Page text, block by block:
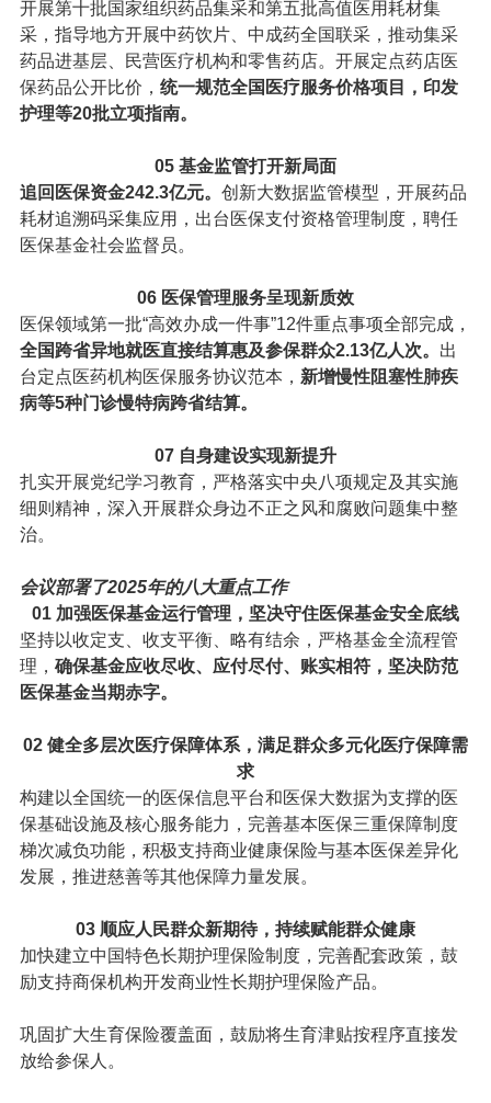
开展第十批国家组织药品集采和第五批高值医用耗材集
采，指导地方开展中药饮片、中成药全国联采，推动集采
药品进基层、民营医疗机构和零售药店。开展定点药店医
保药品公开比价， 统一规范全国医疗服务价格项目，印发
护理等20批立项指南。
05 基金监管打开新局面
追回医保资金242.3亿元。 创新大数据监管模型，开展药品
耗材追溯码采集应用，出台医保支付资格管理制度，聘任
医保基金社会监督员。
06 医保管理服务呈现新质效
医保领域第一批“高效办成一件事”12件重点事项全部完成，
全国跨省异地就医直接结算惠及参保群众2.13亿人次。 出
台定点医药机构医保服务协议范本， 新增慢性阻塞性肺疾
病等5种门诊慢特病跨省结算。
07 自身建设实现新提升
扎实开展党纪学习教育，严格落实中央八项规定及其实施
细则精神，深入开展群众身边不正之风和腐败问题集中整
治。
会议部署了2025年的八大重点工作
01 加强医保基金运行管理，坚决守住医保基金安全底线
坚持以收定支、收支平衡、略有结余，严格基金全流程管
理， 确保基金应收尽收、应付尽付、账实相符，坚决防范
医保基金当期赤字。
02 健全多层次医疗保障体系，满足群众多元化医疗保障需
求
构建以全国统一的医保信息平台和医保大数据为支撑的医
保基础设施及核心服务能力，完善基本医保三重保障制度
梯次减负功能，积极支持商业健康保险与基本医保差异化
发展，推进慈善等其他保障力量发展。
03 顺应人民群众新期待，持续赋能群众健康
加快建立中国特色长期护理保险制度，完善配套政策，鼓
励支持商保机构开发商业性长期护理保险产品。
巩固扩大生育保险覆盖面，鼓励将生育津贴按程序直接发
放给参保人。